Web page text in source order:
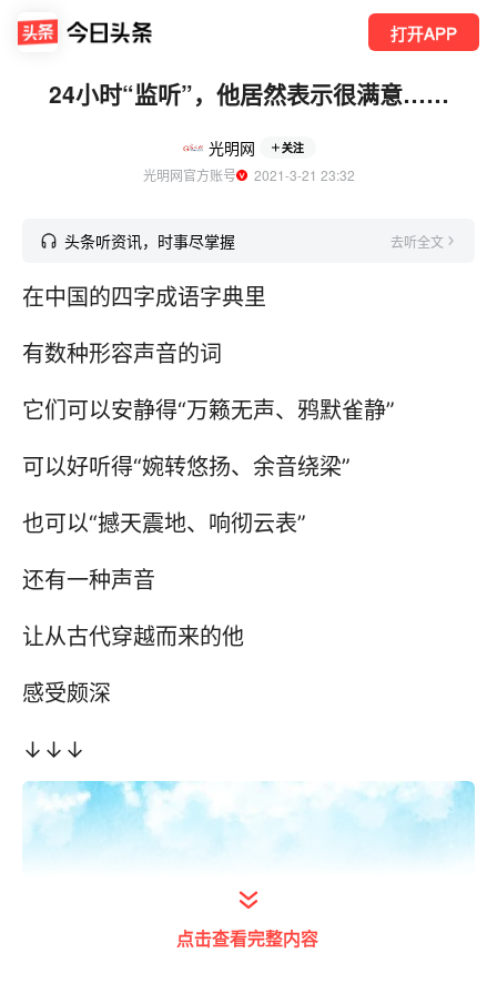
打开APP
24小时“监听”，他居然表示很满意……
光明网 关注
光明网官方账号
  2021-3-21 23:32
头条听资讯，时事尽掌握 去听全文
在中国的四字成语字典里
有数种形容声音的词
它们可以安静得“万籁无声、鸦默雀静”
可以好听得“婉转悠扬、余音绕梁”
也可以“撼天震地、响彻云表”
还有一种声音
让从古代穿越而来的他
感受颇深
↓↓↓
点击查看完整内容